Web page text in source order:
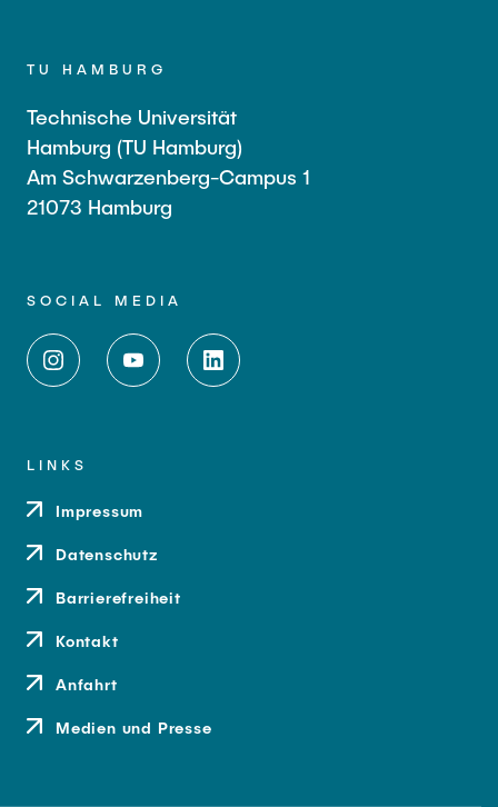
TU HAMBURG
Technische Universität
Hamburg (TU Hamburg)
Am Schwarzenberg-Campus 1
21073 Hamburg
SOCIAL MEDIA
LINKS
Impressum
Datenschutz
Barrierefreiheit
Kontakt
Anfahrt
Medien und Presse